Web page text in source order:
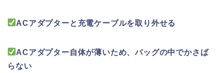
ACアダプターと充電ケーブルを取り外せる
ACアダプター自体が薄いため、バッグの中でかさば
らない